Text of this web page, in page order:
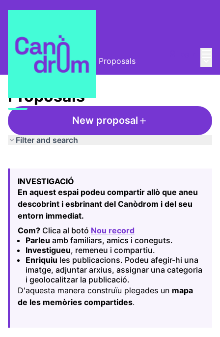
L'Alzina i el Canòdrom Proposals
Proposals
New proposal
Filter and search
−
INVESTIGACIÓ
En aquest espai podeu compartir allò que aneu
descobrint i esbrinant del Canòdrom i del seu
entorn immediat.
Com? Clica al botó Nou record
(Opens in new tab)
Parleu amb familiars, amics i coneguts.
Investigueu, remeneu i compartiu.
Enriquiu les publicacions. Podeu afegir-hi una
imatge, adjuntar arxius, assignar una categoria
i geolocalitzar la publicació.
D'aquesta manera construïu plegades un mapa
de les memòries compartides.